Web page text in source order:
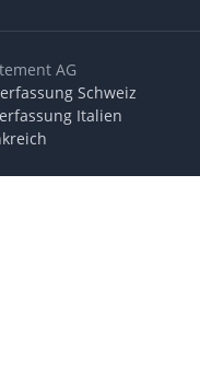
AG
Schweiz
Italien